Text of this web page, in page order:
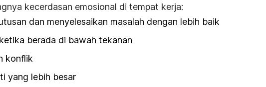
kecerdasan emosional di tempat kerja:
dan menyelesaikan masalah dengan lebih baik
berada di bawah tekanan
konflik
yang lebih besar